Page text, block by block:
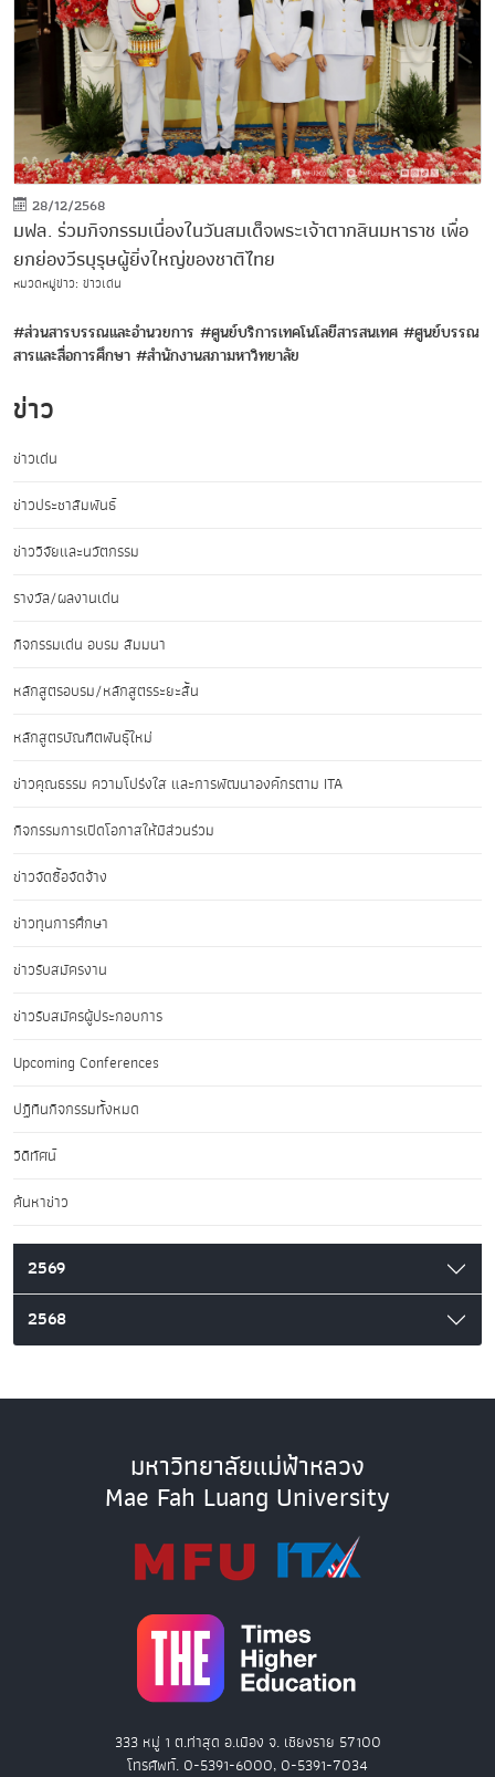
28/12/2568
มฟล. ร่วมกิจกรรมเนื่องในวันสมเด็จพระเจ้าตากสินมหาราช เพื่อ
ยกย่องวีรบุรุษผู้ยิ่งใหญ่ของชาติไทย
หมวดหมู่ข่าว: ข่าวเด่น
#ส่วนสารบรรณและอำนวยการ #ศูนย์บริการเทคโนโลยีสารสนเทศ #ศูนย์บรรณ
สารและสื่อการศึกษา #สำนักงานสภามหาวิทยาลัย
ข่าว
ข่าวเด่น
ข่าวประชาสัมพันธ์
ข่าววิจัยและนวัตกรรม
รางวัล/ผลงานเด่น
กิจกรรมเด่น อบรม สัมมนา
หลักสูตรอบรม/หลักสูตรระยะสั้น
หลักสูตรบัณฑิตพันธุ์ใหม่
ข่าวคุณธรรม ความโปร่งใส และการพัฒนาองค์กรตาม ITA
กิจกรรมการเปิดโอกาสให้มีส่วนร่วม
ข่าวจัดซื้อจัดจ้าง
ข่าวทุนการศึกษา
ข่าวรับสมัครงาน
ข่าวรับสมัครผู้ประกอบการ
Upcoming Conferences
ปฏิทินกิจกรรมทั้งหมด
วิดีทัศน์
ค้นหาข่าว
2569
2568
มหาวิทยาลัยแม่ฟ้าหลวง
Mae Fah Luang University
333 หมู่ 1 ต.ท่าสุด อ.เมือง จ. เชียงราย 57100
โทรศัพท์. 0-5391-6000, 0-5391-7034